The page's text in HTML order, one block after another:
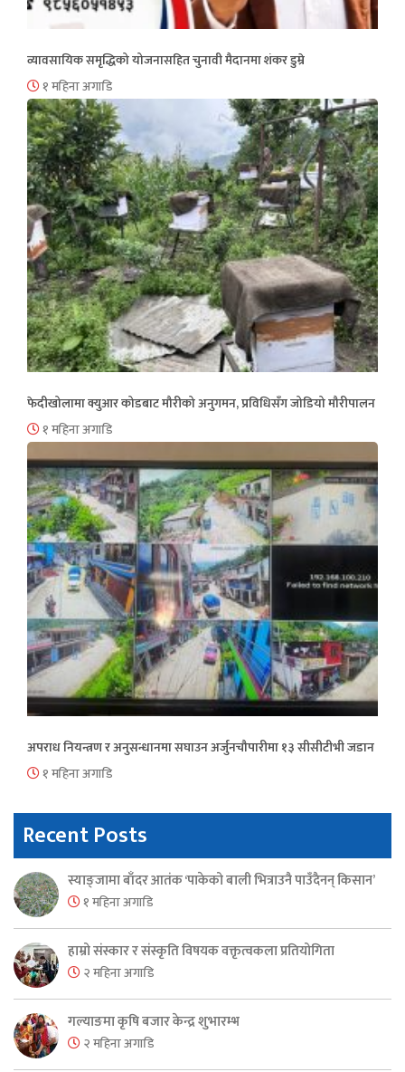
व्यावसायिक समृद्धिको योजनासहित चुनावी मैदानमा शंकर डुम्रे
१ महिना अगाडि
फेदीखोलामा क्युआर कोडबाट मौरीको अनुगमन, प्रविधिसँग जोडियो मौरीपालन
१ महिना अगाडि
अपराध नियन्त्रण र अनुसन्धानमा सघाउन अर्जुनचौपारीमा १३ सीसीटीभी जडान
१ महिना अगाडि
Recent Posts
स्याङ्जामा बाँदर आतंक ‘पाकेको बाली भित्राउनै पाउँदैनन् किसान’
१ महिना अगाडि
हाम्रो संस्कार र संस्कृति विषयक वक्तृत्वकला प्रतियोगिता
२ महिना अगाडि
गल्याङमा कृषि बजार केन्द्र शुभारम्भ
२ महिना अगाडि